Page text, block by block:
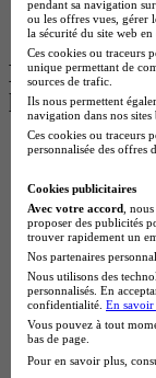
BTS
BTS Ndrc à
Les intitulés
les plus
BTS Esf en
BTS Mco en
BTS Pi en
BTS Sp3s en
Master CCA
BTS Ndrc en
BTS Sam en
Cap Fleuriste
BTS Sio en
MSc
BTS Gpme en
pendant sa navigation
ou les offres vues, gérer
la sécurité du site web
Ces cookies ou traceurs
unique permettant de
sources de trafic.
Ils nous permettent
navigation dans nos
Ces cookies ou traceurs
personnalisée des offres
Cookies publicitaires
Avec votre accord ,
proposer des publicités
trouver rapidement un
Nos partenaires
Nous utilisons des
personnalisés. En
confidentialité. En savoir
Vous pouvez à tout
bas de page.
Pour en savoir plus,